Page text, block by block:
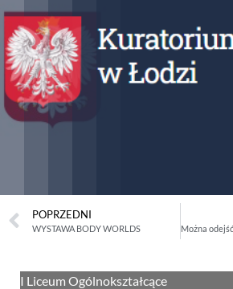
POPRZEDNI
WYSTAWA BODY WORLDS
I Liceum Ogólnokształcące